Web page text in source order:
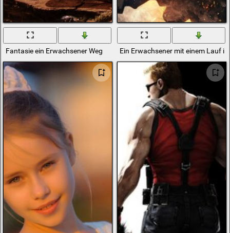
Fantasie ein Erwachsener Weg Ein Erwachsener mit einem Lauf